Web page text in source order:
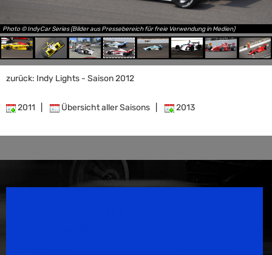
Photo © IndyCar Series (Bilder aus Pressebereich für freie Verwendung in Medien)
zurück: Indy Lights - Saison 2012
2011 Übersicht aller Saisons 2013